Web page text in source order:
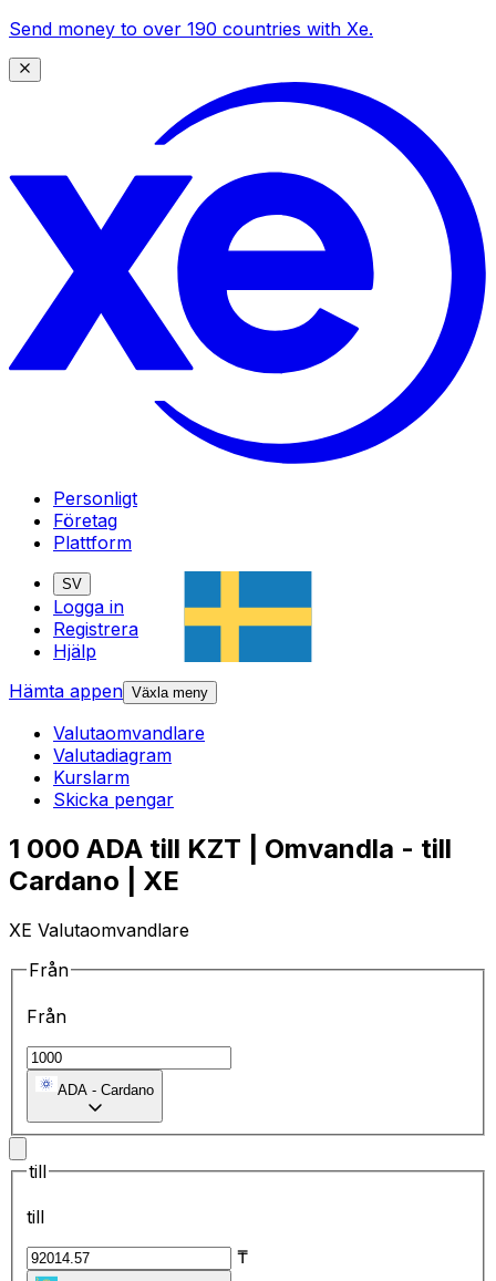
Send money to over 190 countries with Xe.
Personligt
Företag
Plattform
SV
Logga in
Registrera
Hjälp
Hämta appen Växla meny
Valutaomvandlare
Valutadiagram
Kurslarm
Skicka pengar
1 000 ADA till KZT | Omvandla - till
Cardano | XE
XE Valutaomvandlare
Från
Från
ADA - Cardano
till
till
₸